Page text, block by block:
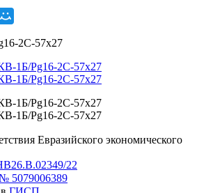
2С-57х27
Евразийского экономического
22
5079006389